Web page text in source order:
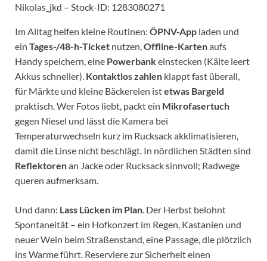
Nikolas_jkd – Stock-ID: 1283080271
Im Alltag helfen kleine Routinen: ÖPNV-App laden und
ein Tages-/48-h-Ticket nutzen, Offline-Kartenaufs
Handy speichern, eine Powerbankeinstecken (Kälte leert
Akkus schneller). Kontaktlos zahlen klappt fast überall,
für Märkte und kleine Bäckereien istetwas Bargeld
praktisch. Wer Fotos liebt, packt ein Mikrofasertuch
gegen Niesel und lässt die Kamera bei
Temperaturwechseln kurz im Rucksack akklimatisieren,
damit die Linse nicht beschlägt. In nördlichen Städten sind
Reflektorenan Jacke oder Rucksack sinnvoll; Radwege
queren aufmerksam.
Und dann: Lass Lücken im Plan . Der Herbst belohnt
Spontaneität – ein Hofkonzert im Regen, Kastanien und
neuer Wein beim Straßenstand, eine Passage, die plötzlich
ins Warme führt. Reserviere zur Sicherheit einen